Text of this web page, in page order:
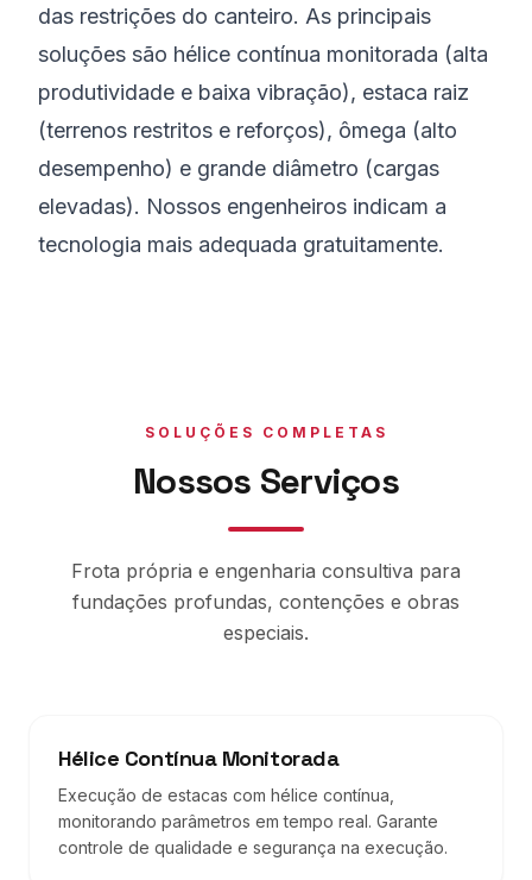
das restrições do canteiro. As principais
soluções são hélice contínua monitorada (alta
produtividade e baixa vibração), estaca raiz
(terrenos restritos e reforços), ômega (alto
desempenho) e grande diâmetro (cargas
elevadas). Nossos engenheiros indicam a
tecnologia mais adequada gratuitamente.
SOLUÇÕES COMPLETAS
Nossos Serviços
Frota própria e engenharia consultiva para
fundações profundas, contenções e obras
especiais.
Hélice Contínua Monitorada
Execução de estacas com hélice contínua,
monitorando parâmetros em tempo real. Garante
controle de qualidade e segurança na execução.